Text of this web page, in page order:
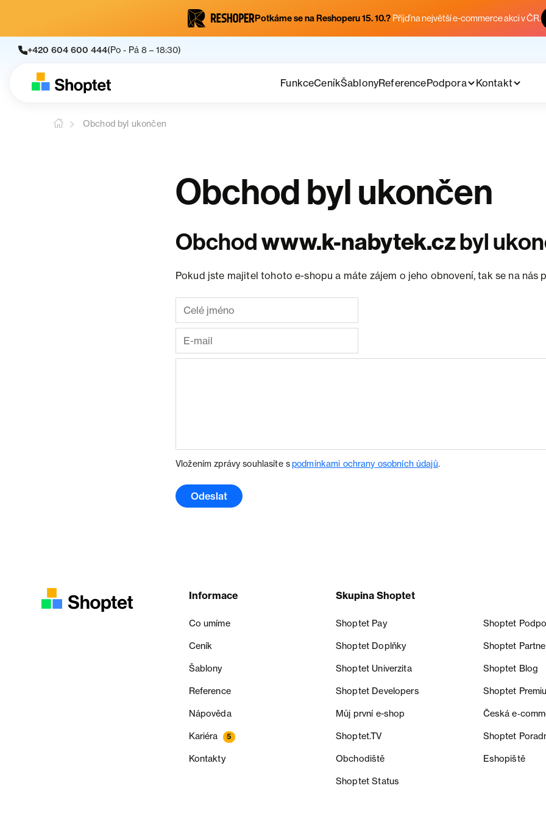
Potkáme se na Reshoperu 15. 10.? Přijď na největší e-commerce akci v ČR.
+420 604 600 444(Po - Pá 8 – 18:30)
FunkceCeníkŠablonyReferencePodpora Kontakt
Obchod byl ukončen
Obchod byl ukončen
Obchodwww.k-nabytek.czbyl
Pokud jste majitel tohoto e-shopu a máte zájem o jeho obnovení, tak se na nás
Vložením zprávy souhlasíte spodmínkami ochrany osobních údajů.
Odeslat
Informace
Co umíme
Ceník
Šablony
Reference
Nápověda
Kariéra 5
Kontakty
Skupina Shoptet
Shoptet Pay Shoptet
Shoptet Doplňky Shoptet
Shoptet Univerzita Shoptet Blog
Shoptet Developers Shoptet
Můj první e-shop Česká
Shoptet.TV Shoptet
Obchodiště Eshopiště
Shoptet Status